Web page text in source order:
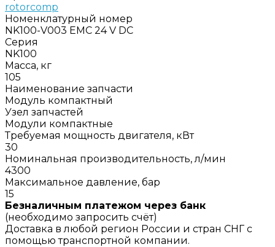
rotorcomp
Номенклатурный номер
NK100-V003 EMC 24 V DC
Серия
NK100
Масса, кг
105
Наименование запчасти
Модуль компактный
Узел запчастей
Модули компактные
Требуемая мощность двигателя, кВт
30
Номинальная производительность, л/мин
4300
Максимальное давление, бар
15
Безналичным платежом через банк
(необходимо запросить счёт)
Доставка в любой регион России и стран СНГ с
помощью транспортной компании.